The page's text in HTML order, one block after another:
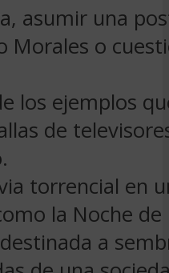
asumir una
Morales o
los ejemplos
de
torrencial en
la Noche de
a